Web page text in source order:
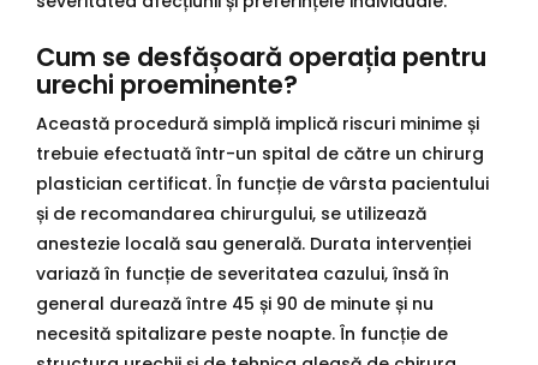
Cum se desfășoară operația pentru
urechi proeminente?
Această procedură simplă implică riscuri minime și
trebuie efectuată într-un spital de către un chirurg
plastician certificat. În funcție de vârsta pacientului
și de recomandarea chirurgului, se utilizează
anestezie locală sau generală. Durata intervenției
variază în funcție de severitatea cazului, însă în
general durează între 45 și 90 de minute și nu
necesită spitalizare peste noapte. În funcție de